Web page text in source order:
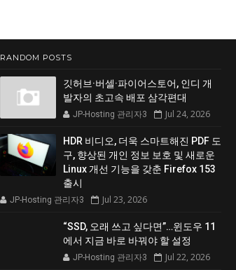
RANDOM POSTS
깃허브·버셀·파이어스토어, 인디 개
발자의 초고속 배포 삼각편대
JP-Hosting 관리자3 Jul 24, 2026
HDR 비디오, 더욱 스마트해진 PDF 도
구, 향상된 개인 정보 보호 및 새로운
Linux 개선 기능을 갖춘 Firefox 153
출시
JP-Hosting 관리자3 Jul 23, 2026
“SSD, 오래 쓰고 싶다면”…윈도우 11
에서 지금 바로 바꿔야 할 설정
JP-Hosting 관리자3 Jul 22, 2026